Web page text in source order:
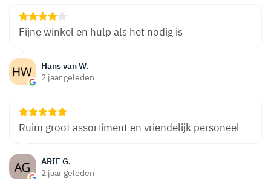
Hans van W.
2 jaar geleden
Fijne winkel en hulp als het nodig is
ARIE G.
2 jaar geleden
Ruim groot assortiment en vriendelijk personeel